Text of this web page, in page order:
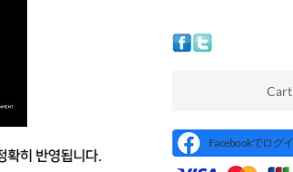
Cart
Facebookでログ